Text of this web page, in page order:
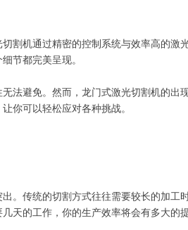
割机通过精密的控制系统与效率高的
节都完美呈现。
法避免。然而，龙门式激光切割机的
你可以轻松应对各种挑战。
。传统的切割方式往往需要较长的加
天的工作，你的生产效率将会有多大的